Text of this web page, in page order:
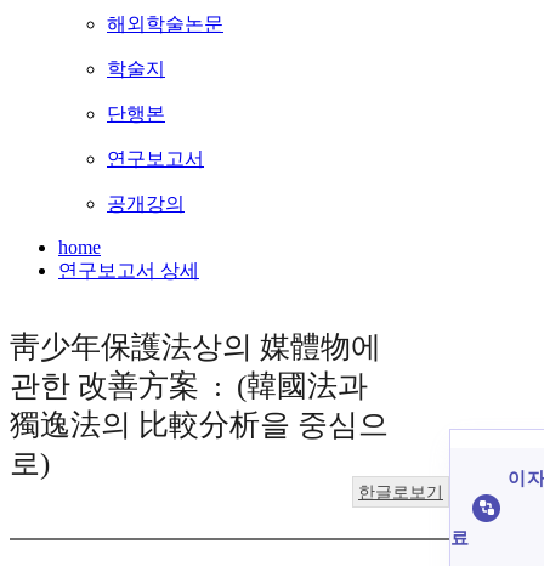
해외학술논문
학술지
단행본
연구보고서
공개강의
home
연구보고서 상세
靑少年保護法상의 媒體物에
관한 改善方案 : (韓國法과
獨逸法의 比較分析을 중심으
로)
한글로보기
이
료